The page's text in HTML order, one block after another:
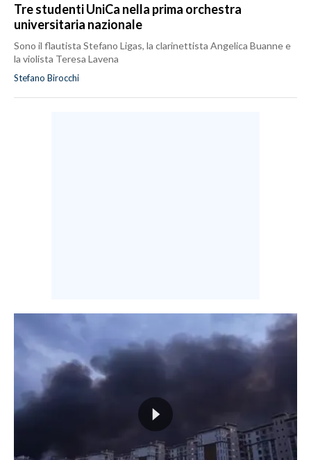
Tre studenti UniCa nella prima orchestra
universitaria nazionale
Sono il flautista Stefano Ligas, la clarinettista Angelica Buanne e
la violista Teresa Lavena
Stefano Birocchi